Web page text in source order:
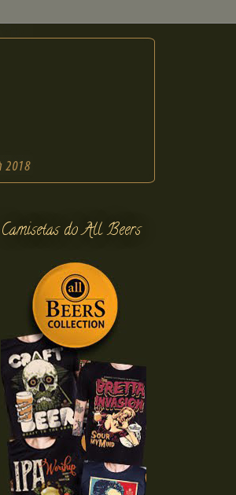
Camisetas do All Beers